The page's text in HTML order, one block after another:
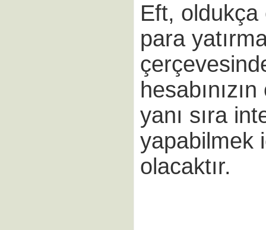
Eft, oldukça
para
yanı sıra
yapabilmek
olacaktır.